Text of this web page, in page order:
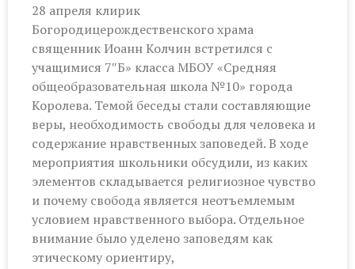
28 апреля клирик
Богородицерождественского храма
священник Иоанн Колчин встретился с
учащимися 7″Б» класса МБОУ «Средняя
общеобразовательная школа №10» города
Королева. Темой беседы стали составляющие
веры, необходимость свободы для человека и
содержание нравственных заповедей. В ходе
мероприятия школьники обсудили, из каких
элементов складывается религиозное чувство
и почему свобода является неотъемлемым
условием нравственного выбора. Отдельное
внимание было уделено заповедям как
этическому ориентиру,